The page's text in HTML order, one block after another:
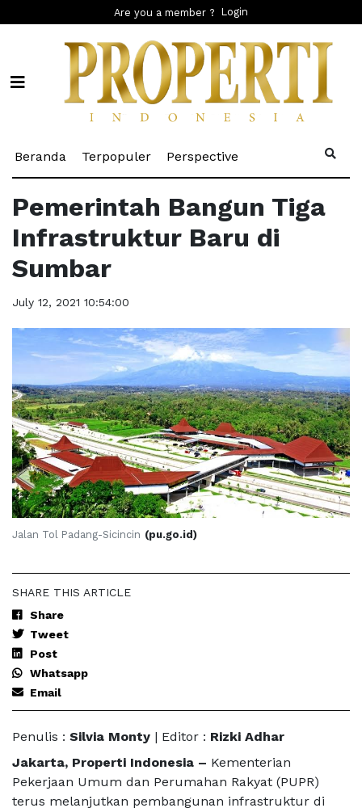
Are you a member ? Login
Beranda (current)
Terpopuler(current)
Perspective
Pemerintah Bangun Tiga
Infrastruktur Baru di
Sumbar
July 12, 2021 10:54:00
Jalan Tol Padang-Sicincin (pu.go.id)
SHARE THIS ARTICLE
Share
Tweet
Post
Whatsapp
Email
Penulis : Silvia Monty | Editor : Rizki Adhar
Jakarta, Properti Indonesia – Kementerian
Pekerjaan Umum dan Perumahan Rakyat (PUPR)
terus melanjutkan pembangunan infrastruktur di